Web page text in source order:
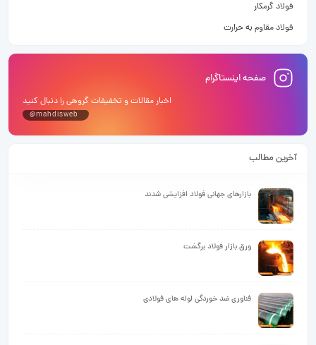
فولاد گرمکار
فولاد مقاوم به حرارت
صفحه اینستاگرام
اخبار مقالات و تخفیفات گروهی را دنبال کنید
@mahdisweb
آخرین مطالب
بازارهای جهانی فولاد افزایشی شدند
ورق بازار فولاد برگشت
فناوری ضد خوردگی لوله های فولادی